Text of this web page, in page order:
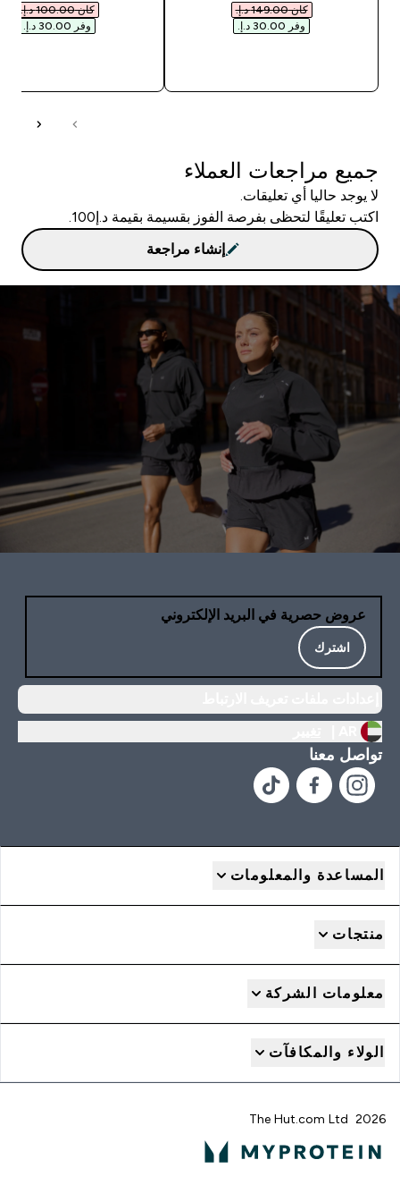
كان ‏149.00 د.إ.‏‎
وفر ‏30.00 د.إ.‏‎
كان ‏100.00 د.إ.‏‎
وفر ‏30.00 د.إ.‏‎
جميع مراجعات العملاء
لا يوجد حاليا أي تعليقات.
اكتب تعليقًا لتحظى بفرصة الفوز بقسيمة بقيمة د.إ100.
إنشاء مراجعة
عروض حصرية في البريد الإلكتروني
اشترك
تواصل معنا
المساعدة والمعلومات
منتجات
معلومات الشركة
الولاء والمكافآت
2026 The Hut.com Ltd